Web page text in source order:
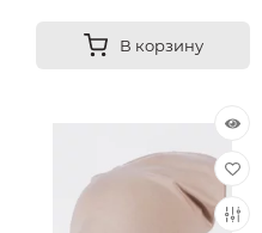
В корзину